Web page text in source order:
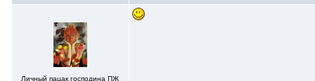
Личный пацак господина ПЖ